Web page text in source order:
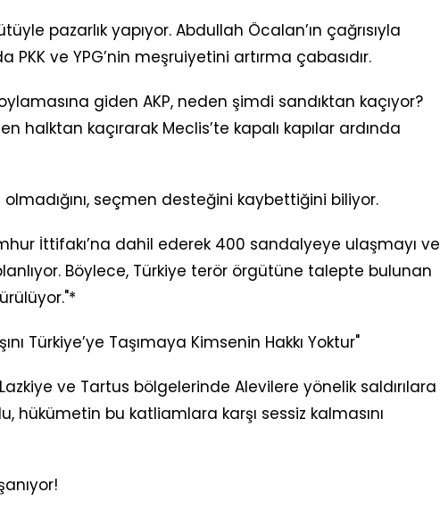
pazarlık yapıyor. Abdullah Öcalan’ın çağrısıyla
PKK ve YPG’nin meşruiyetini artırma çabasıdır.
giden AKP, neden şimdi sandıktan kaçıyor?
halktan kaçırarak Meclis’te kapalı kapılar ardında
seçmen desteğini kaybettiğini biliyor.
İttifakı’na dahil ederek 400 sandalyeye ulaşmayı ve
Böylece, Türkiye terör örgütüne talepte bulunan
Türkiye’ye Taşımaya Kimsenin Hakkı Yoktur"
ve Tartus bölgelerinde Alevilere yönelik saldırılara
hükümetin bu katliamlara karşı sessiz kalmasını